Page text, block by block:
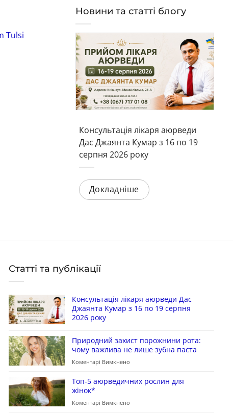
Новини та статті блогу
Консультація лікаря аюрведи
Дас Джаянта Кумар з 16 по 19
серпня 2026 року
Докладніше
Tulsi
Засіб для миття рук Кардамон та
Троянда Spa Ceylon 250 мл*
Код: 0626
Ціна:833грн
в наявності
Статті та публікації
Консультація лікаря аюрведи Дас
Джаянта Кумар з 16 по 19 серпня
2026 року
Природний захист порожнини рота:
чому важлива не лише зубна паста
Коментарі Вимкнено
Топ-5 аюрведичних рослин для
жінок*
Коментарі Вимкнено